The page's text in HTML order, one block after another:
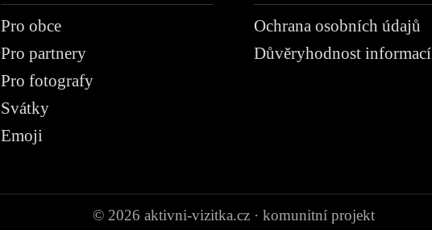
Pro obce
Pro partnery
Pro fotografy
Svátky
Emoji
Ochrana osobních údajů
Důvěryhodnost informací
© 2026 aktivni-vizitka.cz · komunitní projekt